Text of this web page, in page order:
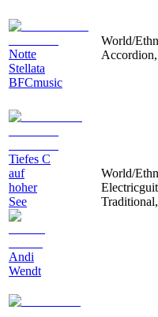
Notte
Stellata
BFCmusic
World/
Tiefes C
auf
hoher
See
Andi
Wendt
World/